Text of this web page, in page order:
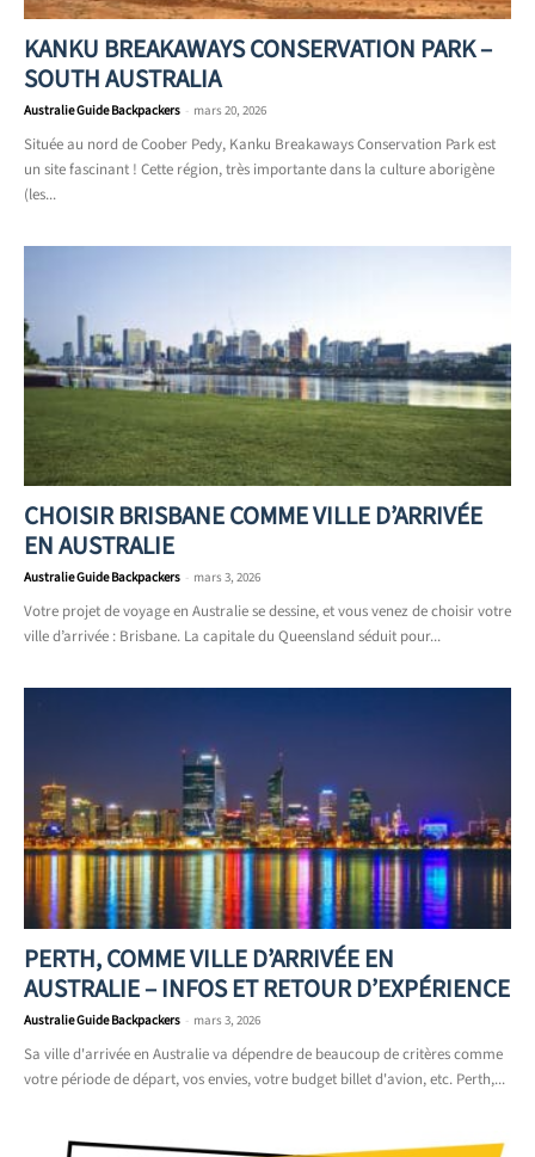
KANKU BREAKAWAYS CONSERVATION PARK –
SOUTH AUSTRALIA
Australie Guide Backpackers - mars 20, 2026
Située au nord de Coober Pedy, Kanku Breakaways Conservation Park est
un site fascinant ! Cette région, très importante dans la culture aborigène
(les...
CHOISIR BRISBANE COMME VILLE D’ARRIVÉE
EN AUSTRALIE
Australie Guide Backpackers - mars 3, 2026
Votre projet de voyage en Australie se dessine, et vous venez de choisir votre
ville d’arrivée : Brisbane. La capitale du Queensland séduit pour...
PERTH, COMME VILLE D’ARRIVÉE EN
AUSTRALIE – INFOS ET RETOUR D’EXPÉRIENCE
Australie Guide Backpackers - mars 3, 2026
Sa ville d'arrivée en Australie va dépendre de beaucoup de critères comme
votre période de départ, vos envies, votre budget billet d'avion, etc. Perth,...